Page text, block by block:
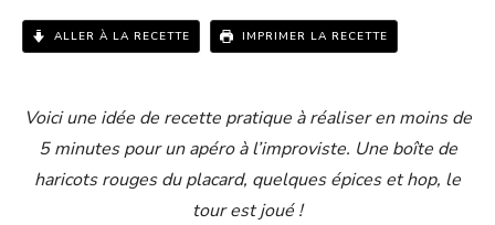
d
e
o
ALLER À LA RECETTE IMPRIMER LA RECETTE
Voici une idée de recette pratique à réaliser en moins de
5 minutes pour un apéro à l’improviste. Une boîte de
haricots rouges du placard, quelques épices et hop, le
tour est joué !